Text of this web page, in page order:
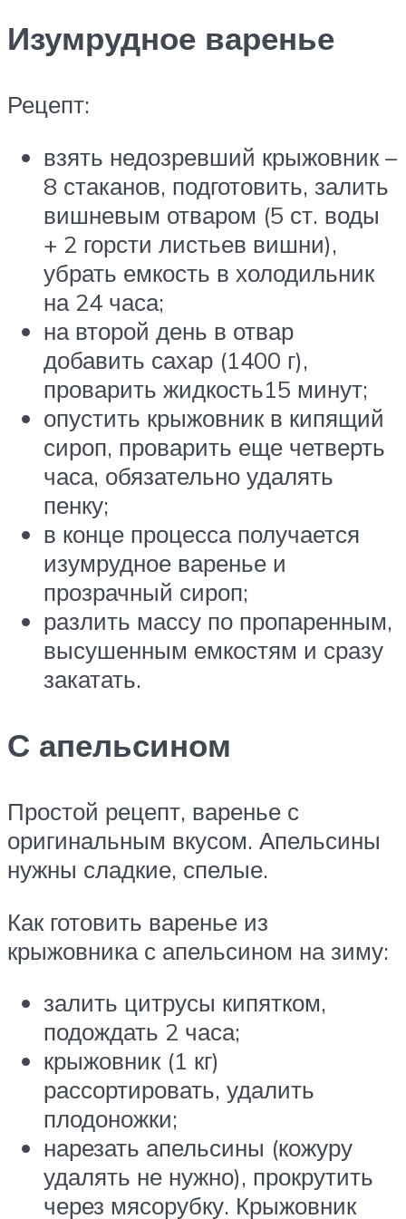
Изумрудное варенье
Рецепт:
взять недозревший крыжовник –
8 стаканов, подготовить, залить
вишневым отваром (5 ст. воды
+ 2 горсти листьев вишни),
убрать емкость в холодильник
на 24 часа;
на второй день в отвар
добавить сахар (1400 г),
проварить жидкость15 минут;
опустить крыжовник в кипящий
сироп, проварить еще четверть
часа, обязательно удалять
пенку;
в конце процесса получается
изумрудное варенье и
прозрачный сироп;
разлить массу по пропаренным,
высушенным емкостям и сразу
закатать.
С апельсином
Простой рецепт, варенье с
оригинальным вкусом. Апельсины
нужны сладкие, спелые.
Как готовить варенье из
крыжовника с апельсином на зиму:
залить цитрусы кипятком,
подождать 2 часа;
крыжовник (1 кг)
рассортировать, удалить
плодоножки;
нарезать апельсины (кожуру
удалять не нужно), прокрутить
через мясорубку. Крыжовник